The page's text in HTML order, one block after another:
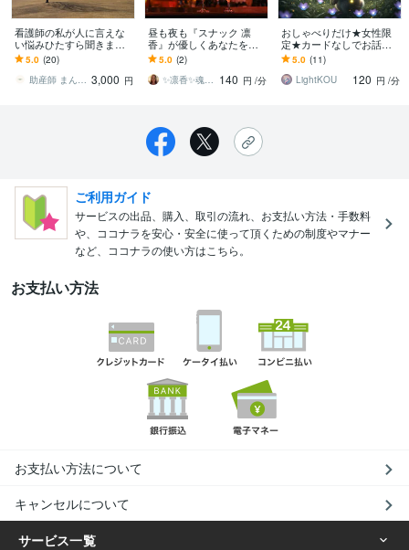
看護師の私が人に言えな
い悩みひたすら聞きます
なんでも話せる場所がこ
こにあります。
5.0 (20)
助産師 まんまる 3,000 円
昼も夜も『スナック 凛
香』が優しくあなたを癒
します あなたのお話し♡
ゆるりとふんわりお聴き
します✨
5.0 (2)
✨凛香✨魂に寄り添う癒しボイス届けます✨ 140 円 /分
おしゃべりだけ★女性限
定★カードなしでお話で
きます ｜思いきり好きな
だけお話し下さい♪おしゃ
べり専用メニューです
5.0 (11)
LightKOU
120 円 /分
ご利用ガイド
サービスの出品、購入、取引の流れ、お支払い方法・手数料
や、ココナラを安心・安全に使って頂くための制度やマナー
など、ココナラの使い方はこちら。
お支払い方法
お支払い方法について
キャンセルについて